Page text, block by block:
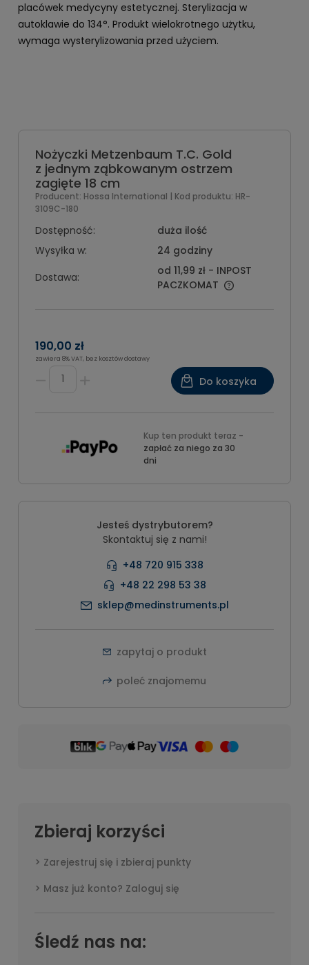
placówek medycyny estetycznej. Sterylizacja w
autoklawie do 134°. Produkt wielokrotnego użytku,
wymaga wysterylizowania przed użyciem.
Nożyczki Metzenbaum T.C. Gold
z jednym ząbkowanym ostrzem
zagięte 18 cm
Producent: Hossa International | Kod produktu: HR-
3109C-180
Dostępność:
duża ilość
Wysyłka w:
24 godziny
Dostawa:
od 11,99 zł - INPOST
PACZKOMAT
190,00 zł
zawiera 8% VAT, bez kosztów dostawy
Do koszyka
Kup ten produkt teraz -
zapłać za niego za 30
dni
Jesteś dystrybutorem?
Skontaktuj się z nami!
+48 720 915 338
+48 22 298 53 38
sklep@medinstruments.pl
zapytaj o produkt
poleć znajomemu
Zbieraj korzyści
Zarejestruj się i zbieraj punkty
Masz już konto? Zaloguj się
Śledź nas na: